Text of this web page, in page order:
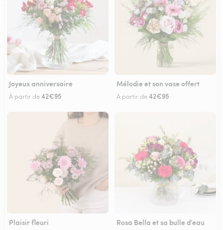
Joyeux anniversaire
À partir de42€95
Mélodie et son vase offert
À partir de42€95
Plaisir fleuri Rosa Bella et sa bulle d'eau